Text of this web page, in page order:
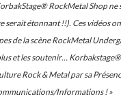
RockMetal Shop
serait étonnant !!). Ces vidéos
de la scène RockMetal
et les soutenir…
Rock & Metal par sa
Informations ! »